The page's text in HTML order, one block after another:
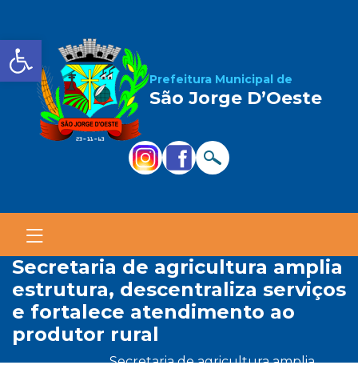
Barra de Ferramentas
Prefeitura Municipal de
São Jorge D’Oeste
secretaria de agricultura amplia
estrutura, descentraliza serviços
e fortalece atendimento ao
produtor rural
secretaria de agricultura amplia